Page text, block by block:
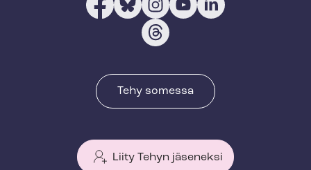
Tehy somessa
Liity Tehyn jäseneksi